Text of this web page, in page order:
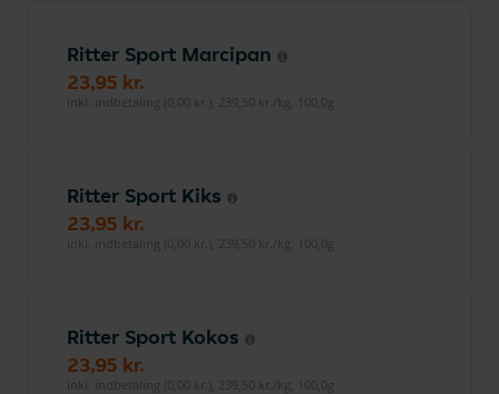
Ritter Sport Marcipan
23,95 kr.
inkl. indbetaling (0,00 kr.), 239,50 kr./kg, 100,0g
Ritter Sport Kiks
23,95 kr.
inkl. indbetaling (0,00 kr.), 239,50 kr./kg, 100,0g
Ritter Sport Kokos
23,95 kr.
inkl. indbetaling (0,00 kr.), 239,50 kr./kg, 100,0g